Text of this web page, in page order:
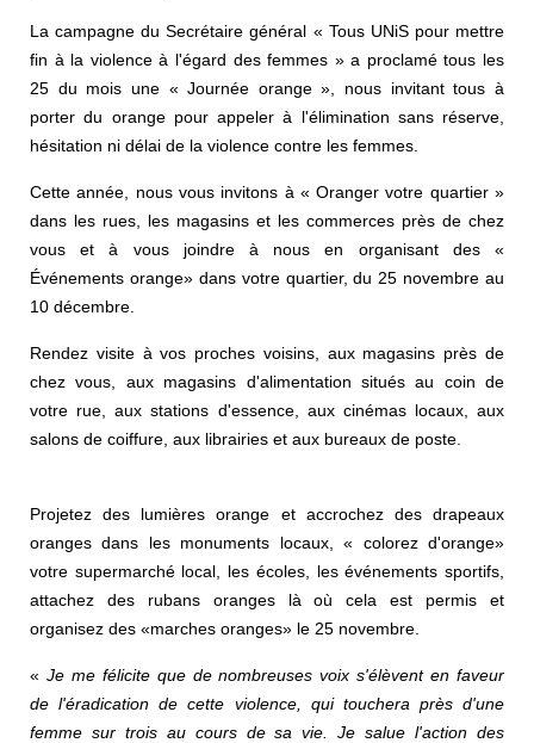
La campagne du Secrétaire général « Tous UNiS pour mettre
fin à la violence à l'égard des femmes » a proclamé tous les
25 du mois une « Journée orange », nous invitant tous à
porter du orange pour appeler à l'élimination sans réserve,
hésitation ni délai de la violence contre les femmes.
Cette année, nous vous invitons à « Oranger votre quartier »
dans les rues, les magasins et les commerces près de chez
vous et à vous joindre à nous en organisant des «
Événements orange» dans votre quartier, du 25 novembre au
10 décembre.
Rendez visite à vos proches voisins, aux magasins près de
chez vous, aux magasins d'alimentation situés au coin de
votre rue, aux stations d'essence, aux cinémas locaux, aux
salons de coiffure, aux librairies et aux bureaux de poste.
Projetez des lumières orange et accrochez des drapeaux
oranges dans les monuments locaux, « colorez d'orange»
votre supermarché local, les écoles, les événements sportifs,
attachez des rubans oranges là où cela est permis et
organisez des «marches oranges» le 25 novembre.
« Je me félicite que de nombreuses voix s'élèvent en faveur
de l'éradication de cette violence, qui touchera près d'une
femme sur trois au cours de sa vie. Je salue l'action des